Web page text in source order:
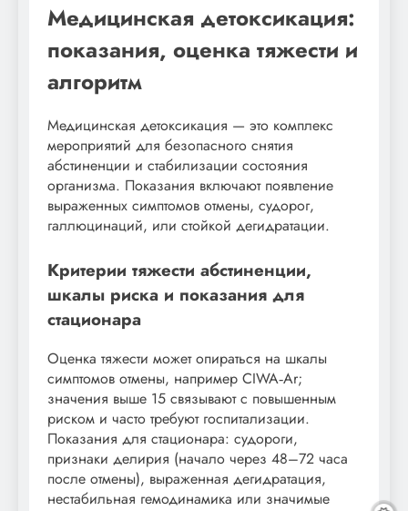
Медицинская детоксикация:
показания, оценка тяжести и
алгоритм
Медицинская детоксикация — это комплекс
мероприятий для безопасного снятия
абстиненции и стабилизации состояния
организма. Показания включают появление
выраженных симптомов отмены, судорог,
галлюцинаций, или стойкой дегидратации.
Критерии тяжести абстиненции,
шкалы риска и показания для
стационара
Оценка тяжести может опираться на шкалы
симптомов отмены, например CIWA‑Ar;
значения выше 15 связывают с повышенным
риском и часто требуют госпитализации.
Показания для стационара: судороги,
признаки делирия (начало через 48–72 часа
после отмены), выраженная дегидратация,
нестабильная гемодинамика или значимые